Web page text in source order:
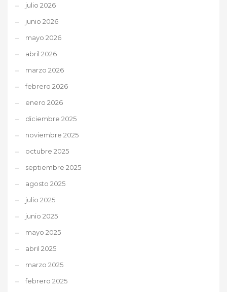
julio 2026
junio 2026
mayo 2026
abril 2026
marzo 2026
febrero 2026
enero 2026
diciembre 2025
noviembre 2025
octubre 2025
septiembre 2025
agosto 2025
julio 2025
junio 2025
mayo 2025
abril 2025
marzo 2025
febrero 2025